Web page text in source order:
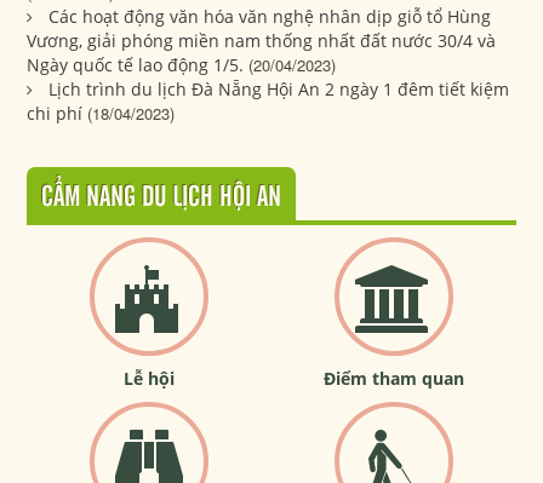
Các hoạt động văn hóa văn nghệ nhân dịp giỗ tổ Hùng
Vương, giải phóng miền nam thống nhất đất nước 30/4 và
Ngày quốc tế lao động 1/5. (20/04/2023)
Lịch trình du lịch Đà Nẵng Hội An 2 ngày 1 đêm tiết kiệm
chi phí (18/04/2023)
CẨM NANG DU LỊCH HỘI AN
Lễ hội Điểm tham quan